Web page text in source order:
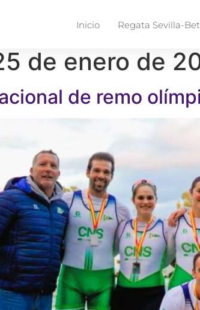
Inicio Regata Sevilla-
de enero de
de remo